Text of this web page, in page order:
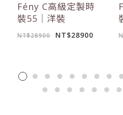
Fény C高級定製時
裝55｜洋裝
NT$28900 NT$28900